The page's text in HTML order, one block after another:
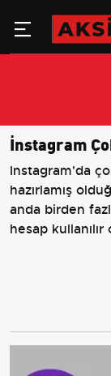
İnstagram
Instagram'da
hazırlamış
anda birden
hesap